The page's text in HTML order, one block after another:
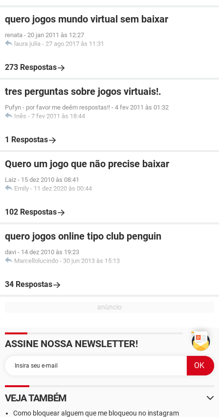
quero jogos mundo virtual sem baixar
renata - 20 jan 2011 às 12:27
laura julia - 27 ago 2017 às 11:31
273 Respostas
tres perguntas sobre jogos virtuais!.
Pufyn - por favor me deêm respostas!! - 4 fev 2011 às 01:32
Inês - 7 fev 2011 às 18:44
1 Respostas
Quero um jogo que não precise baixar
Laiz - 15 dez 2010 às 08:41
Emily - 11 dez 2020 às 00:44
102 Respostas
quero jogos online tipo club penguin
davi - 14 dez 2010 às 19:23
Marcellolucindo - 30 jun 2013 às 15:13
34 Respostas
ASSINE NOSSA NEWSLETTER!
VEJA TAMBÉM
Como bloquear alguem que me bloqueou no instagram